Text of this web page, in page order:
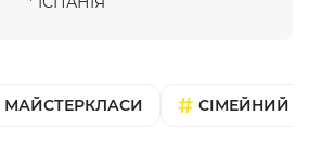
МАЙСТЕРКЛАСИ СІМЕЙНИЙ